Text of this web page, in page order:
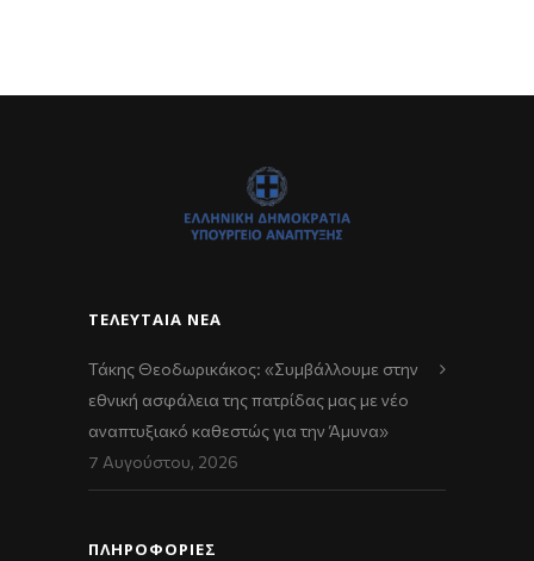
ΤΕΛΕΥΤΑΊΑ ΝΈΑ
Τάκης Θεοδωρικάκος: «Συμβάλλουμε στην
εθνική ασφάλεια της πατρίδας μας με νέο
αναπτυξιακό καθεστώς για την Άμυνα»
7 Αυγούστου, 2026
ΠΛΗΡΟΦΟΡΙΕΣ